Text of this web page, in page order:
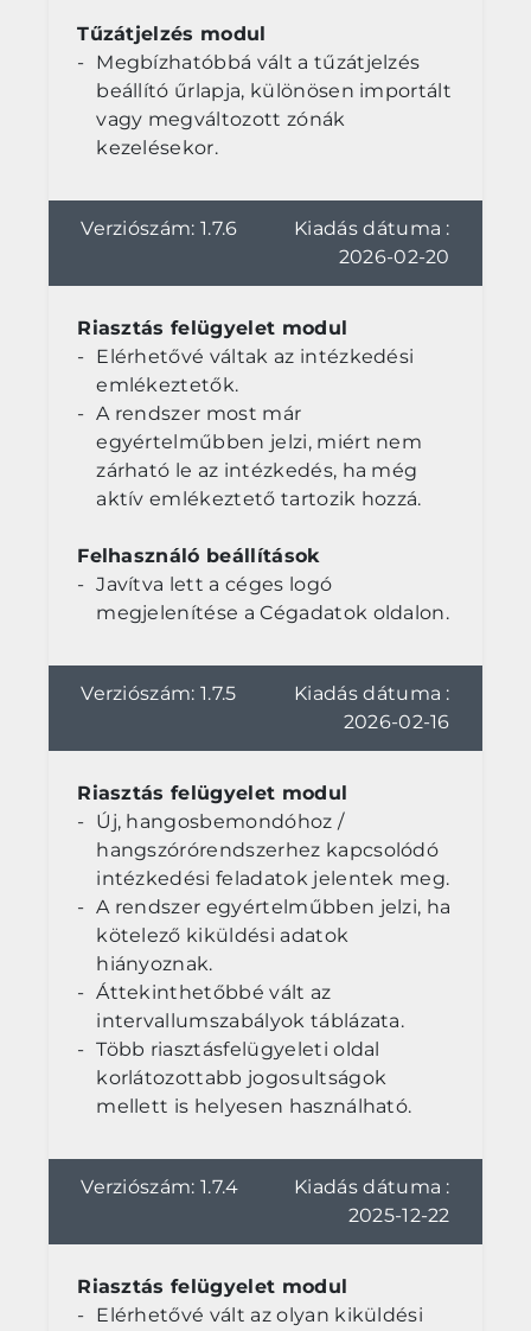
Tűzátjelzés modul
Megbízhatóbbá vált a tűzátjelzés
beállító űrlapja, különösen importált
vagy megváltozott zónák
kezelésekor.
Verziószám: 1.7.6
Kiadás dátuma :
2026-02-20
Riasztás felügyelet modul
Elérhetővé váltak az intézkedési
emlékeztetők.
A rendszer most már
egyértelműbben jelzi, miért nem
zárható le az intézkedés, ha még
aktív emlékeztető tartozik hozzá.
Felhasználó beállítások
Javítva lett a céges logó
megjelenítése a Cégadatok oldalon.
Verziószám: 1.7.5
Kiadás dátuma :
2026-02-16
Riasztás felügyelet modul
Új, hangosbemondóhoz /
hangszórórendszerhez kapcsolódó
intézkedési feladatok jelentek meg.
A rendszer egyértelműbben jelzi, ha
kötelező kiküldési adatok
hiányoznak.
Áttekinthetőbbé vált az
intervallumszabályok táblázata.
Több riasztásfelügyeleti oldal
korlátozottabb jogosultságok
mellett is helyesen használható.
Verziószám: 1.7.4
Kiadás dátuma :
2025-12-22
Riasztás felügyelet modul
Elérhetővé vált az olyan kiküldési